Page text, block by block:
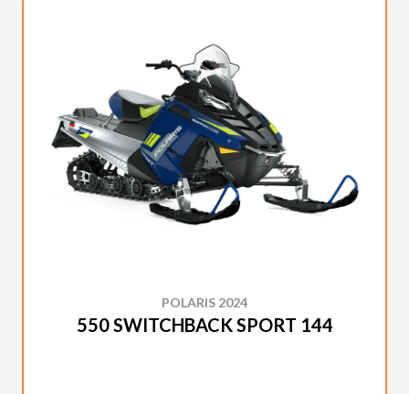
POLARIS 2024
550 SWITCHBACK SPORT 144